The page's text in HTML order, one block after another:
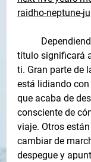
raidho-neptune-
título significará
ti. Gran parte de
está lidiando
que acaba de
consciente de
viaje. Otros
cambiar de
despegue y